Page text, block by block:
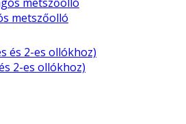
metszőolló
2-es ollókhoz)